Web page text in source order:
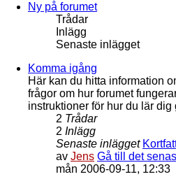
Ny på forumet
Trådar
Inlägg
Senaste inlägget
Komma igång
Här kan du hitta information
frågor om hur forumet
instruktioner för hur du lär dig
2 Trådar
2 Inlägg
Senaste inlägget
av Jens Gå till det
mån 2006-09-11, 12:33